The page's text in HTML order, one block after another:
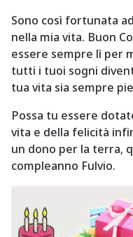
Sono così fortunata
nella mia vita. Buon
essere sempre lì per
tutti i tuoi sogni
tua vita sia sempre
Possa tu essere
vita e della felicità
un dono per la terra,
compleanno Fulvio.